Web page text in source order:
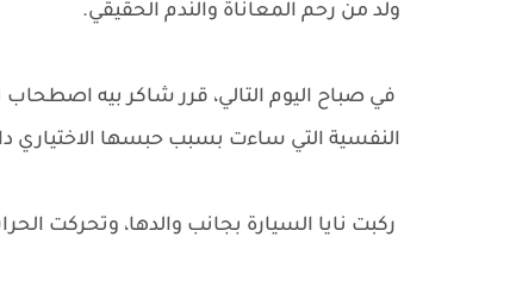
ولد من رحم المعاناة والندم الحقيقي.
في صباح اليوم التالي، قرر شاكر بيه اصطحاب
النفسية التي ساءت بسبب حبسها الاختياري
ركبت نايا السيارة بجانب والدها، وتحركت